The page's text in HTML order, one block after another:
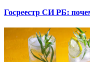
Госреестр СИ РБ: